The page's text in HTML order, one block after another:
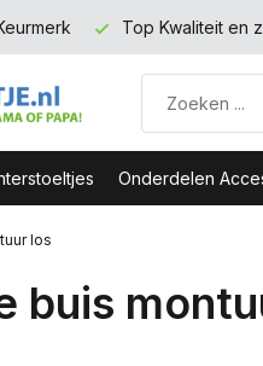
Top Kwaliteit en
Onderdelen
los
buis